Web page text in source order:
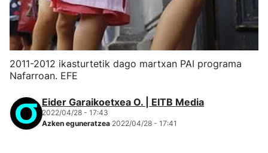
2011-2012 ikasturtetik dago martxan PAI programa
Nafarroan. EFE
Eider Garaikoetxea O. | EITB Media
2022/04/28 - 17:43
Azken eguneratzea 2022/04/28 - 17:41